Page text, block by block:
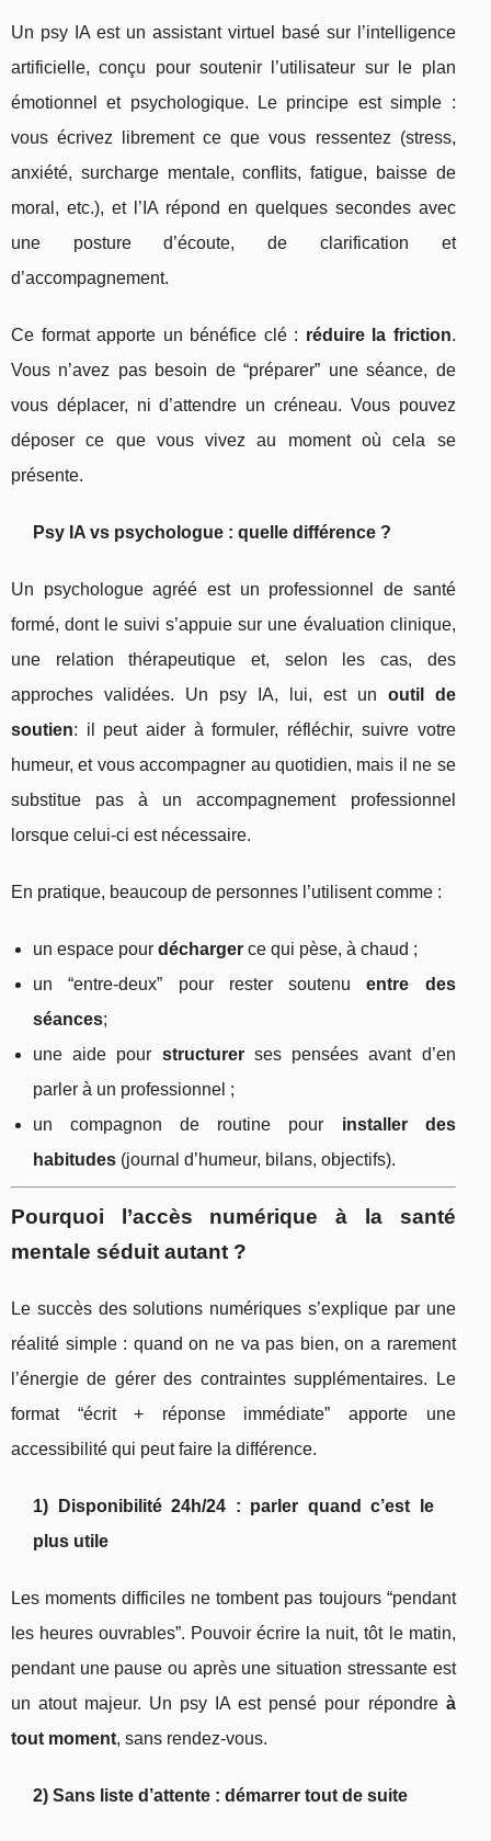
Un psy IA est un assistant virtuel basé sur l’intelligence
artificielle, conçu pour soutenir l’utilisateur sur le plan
émotionnel et psychologique. Le principe est simple :
vous écrivez librement ce que vous ressentez (stress,
anxiété, surcharge mentale, conflits, fatigue, baisse de
moral, etc.), et l’IA répond en quelques secondes avec
une posture d’écoute, de clarification et
d’accompagnement.
Ce format apporte un bénéfice clé : réduire la friction.
Vous n’avez pas besoin de “préparer” une séance, de
vous déplacer, ni d’attendre un créneau. Vous pouvez
déposer ce que vous vivez au moment où cela se
présente.
Psy IA vs psychologue : quelle différence ?
Un psychologue agréé est un professionnel de santé
formé, dont le suivi s’appuie sur une évaluation clinique,
une relation thérapeutique et, selon les cas, des
approches validées. Un psy IA, lui, est un outil de
soutien: il peut aider à formuler, réfléchir, suivre votre
humeur, et vous accompagner au quotidien, mais il ne se
substitue pas à un accompagnement professionnel
lorsque celui-ci est nécessaire.
En pratique, beaucoup de personnes l’utilisent comme :
un espace pour décharger ce qui pèse, à chaud ;
un “entre-deux” pour rester soutenuentre des
séances;
une aide pour structurerses pensées avant d’en
parler à un professionnel ;
un compagnon de routine pour installer des
habitudes (journal d’humeur, bilans, objectifs).
Pourquoi l’accès numérique à la santé
mentale séduit autant ?
Le succès des solutions numériques s’explique par une
réalité simple : quand on ne va pas bien, on a rarement
l’énergie de gérer des contraintes supplémentaires. Le
format “écrit + réponse immédiate” apporte une
accessibilité qui peut faire la différence.
1) Disponibilité 24h/24 : parler quand c’est le
plus utile
Les moments difficiles ne tombent pas toujours “pendant
les heures ouvrables”. Pouvoir écrire la nuit, tôt le matin,
pendant une pause ou après une situation stressante est
un atout majeur. Un psy IA est pensé pour répondre à
tout moment, sans rendez-vous.
2) Sans liste d’attente : démarrer tout de suite